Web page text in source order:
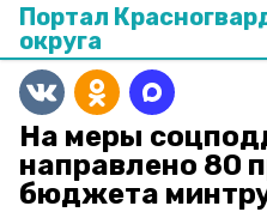
Портал
округа
На меры
направлено 80
бюджета